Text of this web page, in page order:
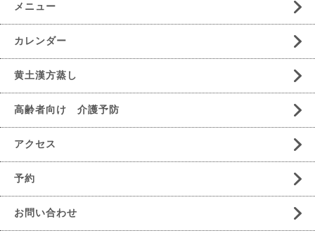
メニュー
カレンダー
黄土漢方蒸し
高齢者向け 介護予防
アクセス
予約
お問い合わせ